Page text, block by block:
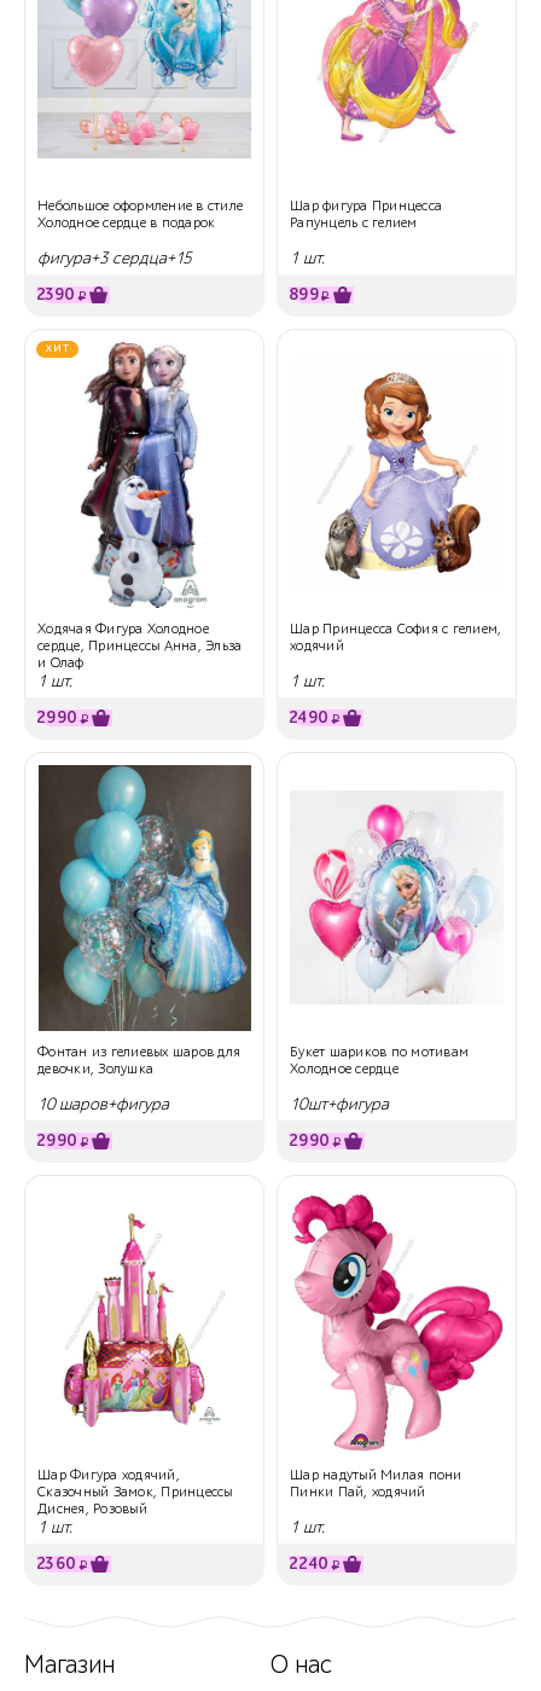
Небольшое оформление в стиле
Холодное сердце в подарок
фигура+3 сердца+15
2390 ₽
Шар фигура Принцесса
Рапунцель с гелием
1 шт.
899₽
ХИТ
Ходячая Фигура Холодное
сердце, Принцессы Анна, Эльза
и Олаф
1 шт.
2990 ₽
Шар Принцесса София с гелием,
ходячий
1 шт.
2490 ₽
Фонтан из гелиевых шаров для
девочки, Золушка
10 шаров+фигура
2990 ₽
Букет шариков по мотивам
Холодное сердце
10шт+фигура
2990 ₽
Шар Фигура ходячий,
Сказочный Замок, Принцессы
Диснея, Розовый
1 шт.
2360 ₽
Шар надутый Милая пони
Пинки Пай, ходячий
1 шт.
2240 ₽
Магазин О нас